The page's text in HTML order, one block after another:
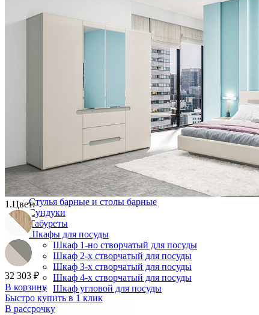
Шкаф для одежды "Лика" (4-дверный) ММ-137-01/04
Буфеты и бары
Комоды для кухни
Полки и ящики
Столы кофейные и чайные
Столы квадратные из массива
Столы круглые из массива
Столы овальные из массива
Столы прямоугольные из массива
Стулья
Стулья барные и столы барные
Сундуки
Табуреты
Шкафы для посуды
Шкаф 1-но створчатый для посуды
Шкаф 2-х створчатый для посуды
Шкаф 3-х створчатый для посуды
Шкаф 4-х створчатый для посуды
Шкаф угловой для посуды
1.Цвет:
32 303 ₽
В корзину
Быстро купить в 1 клик
В рассрочку